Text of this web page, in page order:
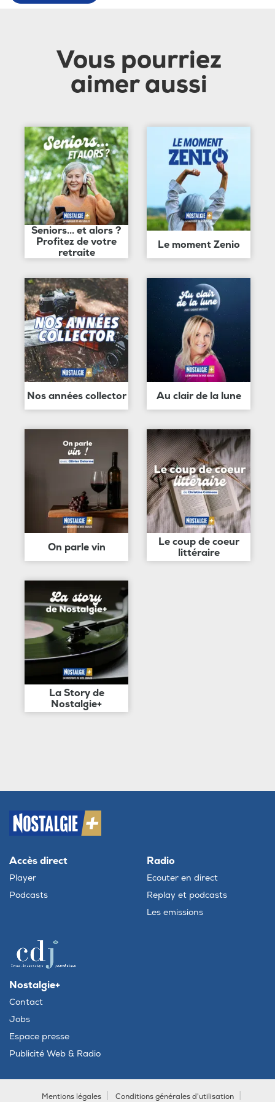
Vous pourriez
aimer aussi
Seniors... et alors ?
Profitez de votre
retraite
Le moment Zenio
Nos années collector Au clair de la lune
On parle vin
Le coup de coeur
littéraire
La Story de
Nostalgie+
Accès direct
Player
Podcasts
Radio
Ecouter en direct
Replay et podcasts
Les emissions
Nostalgie+
Contact
Jobs
Espace presse
Publicité Web & Radio
Mentions légales Conditions générales d'utilisation